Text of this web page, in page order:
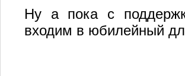
Ну а пока с
входим в юбилейный